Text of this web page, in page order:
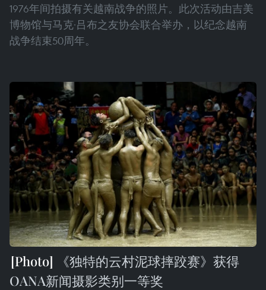
1976年间拍摄有关越南战争的照片。此次活动由吉美
博物馆与马克·吕布之友协会联合举办，以纪念越南
战争结束50周年。
《独特的云村泥球摔跤赛》获得
OANA新闻摄影类别一等奖